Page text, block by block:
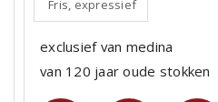
Fris, expressief
exclusief van medina
van 120 jaar oude stokken